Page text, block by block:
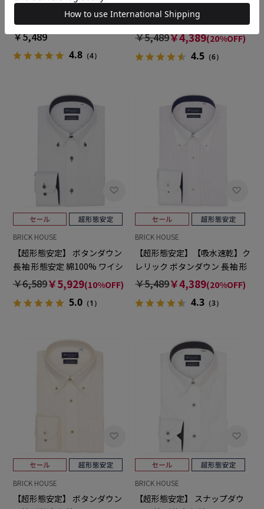
【超形態安定】【吸水速乾】
ボタンダウン 長袖 形態安定 ワ
イシャツ
￥5,489
4.8（4）
【超形態安定】【吸水速乾】
ボタンダウン 長袖 形態安定 ワ
イシャツ
￥5,489￥4,389(20%OFF)
4.5 （6）
BRICK HOUSE
【超形態安定】 ボタンダウン
長袖 形態安定 綿100% ワイシ
ャツ
￥6,589￥5,929(10%OFF)
5.0（1）
BRICK HOUSE
【超形態安定】【吸水速乾】ク
レリック ボタンダウン 長袖 形
態安定 ワイシャツ
￥5,489￥4,389(20%OFF)
4.3 （3）
BRICK HOUSE
【超形態安定】 ボタンダウン
BRICK HOUSE
【超形態安定】 スナップダウ